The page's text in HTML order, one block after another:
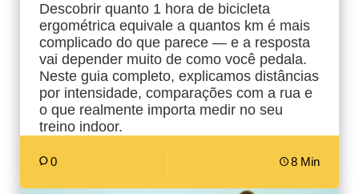
Descobrir quanto 1 hora de bicicleta
ergométrica equivale a quantos km é mais
complicado do que parece — e a resposta
vai depender muito de como você pedala.
Neste guia completo, explicamos distâncias
por intensidade, comparações com a rua e
o que realmente importa medir no seu
treino indoor.
0 8 Min